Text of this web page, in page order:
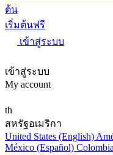
ต้น
เริ่มต้นฟรี
เข้าสู่ระบบ
เข้าสู่ระบบ
My account
th
สหรัฐอเมริกา
United States (English)
México (Español)